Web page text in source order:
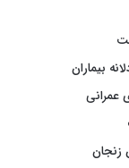
بیماران
عمرانی
زنجان